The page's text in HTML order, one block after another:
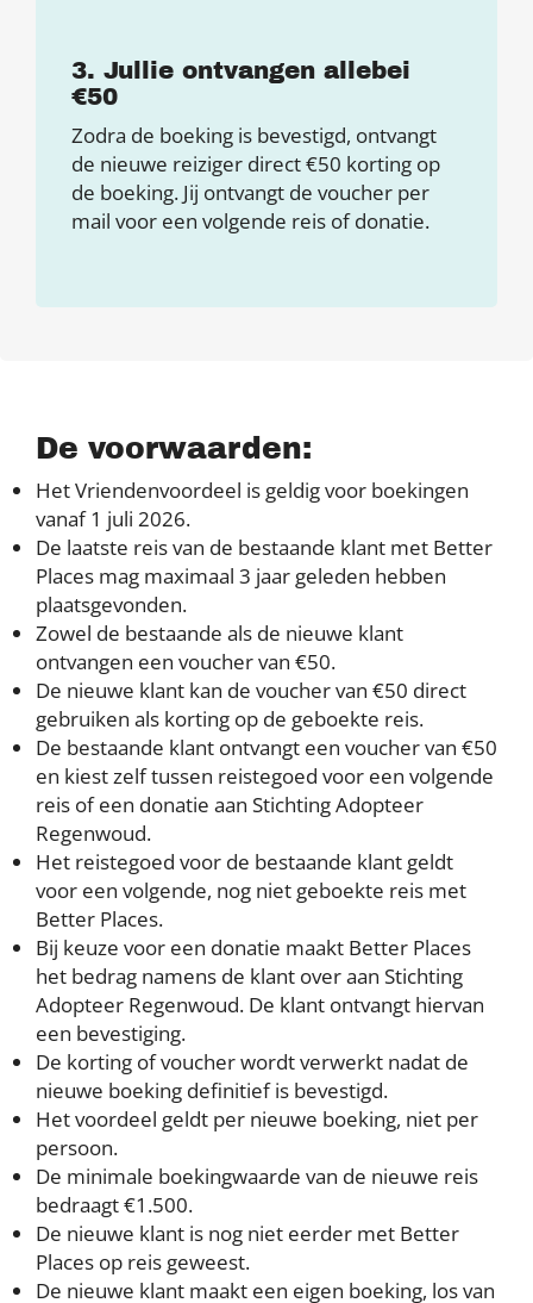
3. Jullie ontvangen allebei
€50
Zodra de boeking is bevestigd, ontvangt
de nieuwe reiziger direct €50 korting op
de boeking. Jij ontvangt de voucher per
mail voor een volgende reis of donatie.
De voorwaarden:
Het Vriendenvoordeel is geldig voor boekingen
vanaf 1 juli 2026.
De laatste reis van de bestaande klant met Better
Places mag maximaal 3 jaar geleden hebben
plaatsgevonden.
Zowel de bestaande als de nieuwe klant
ontvangen een voucher van €50.
De nieuwe klant kan de voucher van €50 direct
gebruiken als korting op de geboekte reis.
De bestaande klant ontvangt een voucher van €50
en kiest zelf tussen reistegoed voor een volgende
reis of een donatie aan Stichting Adopteer
Regenwoud.
Het reistegoed voor de bestaande klant geldt
voor een volgende, nog niet geboekte reis met
Better Places.
Bij keuze voor een donatie maakt Better Places
het bedrag namens de klant over aan Stichting
Adopteer Regenwoud. De klant ontvangt hiervan
een bevestiging.
De korting of voucher wordt verwerkt nadat de
nieuwe boeking definitief is bevestigd.
Het voordeel geldt per nieuwe boeking, niet per
persoon.
De minimale boekingwaarde van de nieuwe reis
bedraagt €1.500.
De nieuwe klant is nog niet eerder met Better
Places op reis geweest.
De nieuwe klant maakt een eigen boeking, los van